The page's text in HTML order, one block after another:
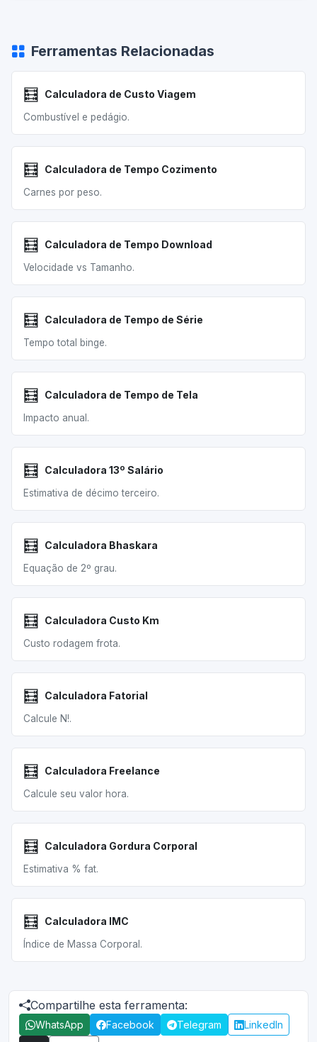
Ferramentas Relacionadas
🧮 Calculadora de Custo Viagem
Combustível e pedágio.
🧮 Calculadora de Tempo Cozimento
Carnes por peso.
🧮 Calculadora de Tempo Download
Velocidade vs Tamanho.
🧮 Calculadora de Tempo de Série
Tempo total binge.
🧮 Calculadora de Tempo de Tela
Impacto anual.
🧮 Calculadora 13º Salário
Estimativa de décimo terceiro.
🧮 Calculadora Bhaskara
Equação de 2º grau.
🧮 Calculadora Custo Km
Custo rodagem frota.
🧮 Calculadora Fatorial
Calcule N!.
🧮 Calculadora Freelance
Calcule seu valor hora.
🧮 Calculadora Gordura Corporal
Estimativa % fat.
🧮 Calculadora IMC
Índice de Massa Corporal.
Compartilhe esta ferramenta:
WhatsApp Facebook Telegram
LinkedIn